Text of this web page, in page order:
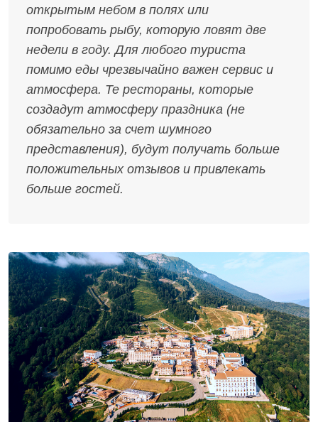
открытым небом в полях или
попробовать рыбу, которую ловят две
недели в году. Для любого туриста
помимо еды чрезвычайно важен сервис и
атмосфера. Те рестораны, которые
создадут атмосферу праздника (не
обязательно за счет шумного
представления), будут получать больше
положительных отзывов и привлекать
больше гостей.